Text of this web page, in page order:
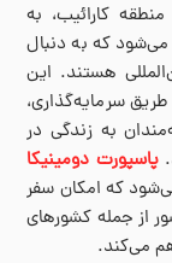
کارائیب، به
می‌شود که به دنبال
هستند. این
سرمایه‌گذاری،
به زندگی در
پاسپورت دومینیکا
که امکان سفر
یا ویزای فرودگاهی به بیش از ۱۴۰ کشور از جمله کشورهای
می‌کند.